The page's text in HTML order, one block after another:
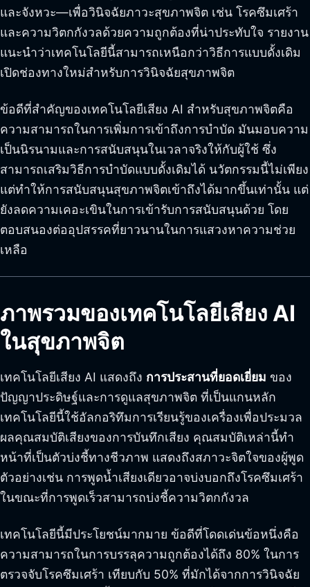
และจังหวะ—เพื่อวินิจฉัยภาวะสุขภาพจิต เช่น โรคซึมเศร้า
และความวิตกกังวลด้วยความถูกต้องที่น่าประทับใจ รายงาน
แนะนำว่าเทคโนโลยีนี้สามารถเหนือกว่าวิธีการแบบดั้งเดิม
เปิดช่องทางใหม่สำหรับการวินิจฉัยสุขภาพจิต
ข้อดีที่สำคัญของเทคโนโลยีเสียง AI สำหรับสุขภาพจิตคือ
ความสามารถในการเพิ่มการเข้าถึงการบำบัด มันมอบความ
เป็นนิรนามและการสนับสนุนในเวลาจริงให้กับผู้ใช้ ซึ่ง
สามารถเสริมวิธีการบำบัดแบบดั้งเดิมได้ นวัตกรรมนี้ไม่เพียง
แต่ทำให้การสนับสนุนสุขภาพจิตเข้าถึงได้มากขึ้นเท่านั้น แต่
ยังลดความเคอะเขินในการเข้ารับการสนับสนุนด้วย โดย
ตอบสนองต่ออุปสรรคที่ยาวนานในการแสวงหาความช่วย
เหลือ
ภาพรวมของเทคโนโลยีเสียง AI
ในสุขภาพจิต
เทคโนโลยีเสียง AI แสดงถึง การประสานที่ยอดเยี่ยม ของ
ปัญญาประดิษฐ์และการดูแลสุขภาพจิต ที่เป็นแกนหลัก
เทคโนโลยีนี้ใช้อัลกอริทึมการเรียนรู้ของเครื่องเพื่อประมวล
ผลคุณสมบัติเสียงของการบันทึกเสียง คุณสมบัติเหล่านี้ทำ
หน้าที่เป็นตัวบ่งชี้ทางชีวภาพ แสดงถึงสภาวะจิตใจของผู้พูด
ตัวอย่างเช่น การพูดน้ำเสียงเดียวอาจบ่งบอกถึงโรคซึมเศร้า
ในขณะที่การพูดเร็วสามารถบ่งชี้ความวิตกกังวล
เทคโนโลยีนี้มีประโยชน์มากมาย ข้อดีที่โดดเด่นข้อหนึ่งคือ
ความสามารถในการบรรลุความถูกต้องได้ถึง 80% ในการ
ตรวจจับโรคซึมเศร้า เทียบกับ 50% ที่มักได้จากการวินิจฉัย